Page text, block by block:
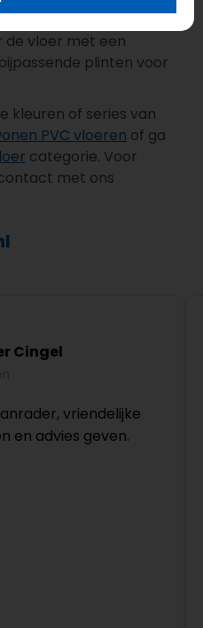
gratis
de vloer met een
plinten voor
kleuren of series van
PVC vloeren of ga
categorie. Voor
met ons
Cingel
vriendelijke
en advies geven.